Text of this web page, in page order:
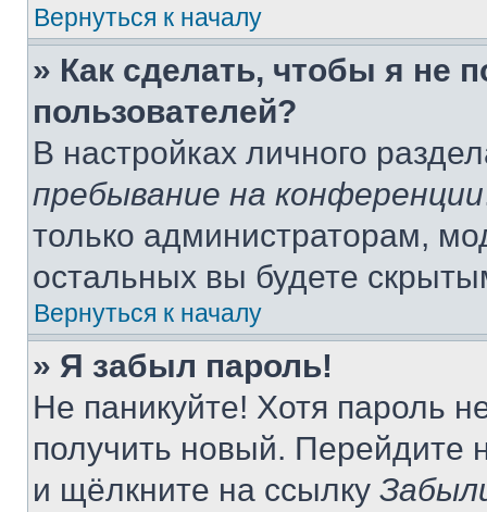
Вернуться к началу
» Как сделать, чтобы я не
пользователей?
В настройках личного
пребывание на конференции
только администраторам,
остальных вы будете
Вернуться к началу
» Я забыл пароль!
Не паникуйте! Хотя пароль
получить новый. Перейдите
и щёлкните на ссылку